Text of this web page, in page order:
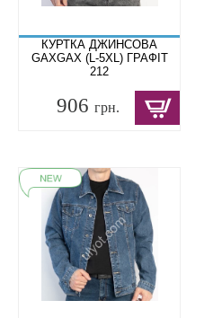
КУРТКА ДЖИНСОВА
GAXGAX (L-5XL) ГРАФІТ
212
906 грн.